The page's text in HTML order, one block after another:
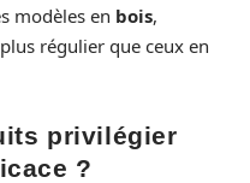
modèles en bois,
régulier que ceux en
privilégier
?